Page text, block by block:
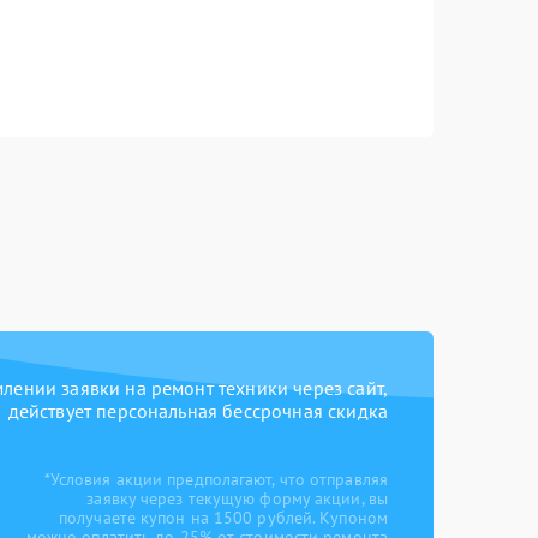
заявки на ремонт техники через сайт,
действует персональная бессрочная скидка
*Условия акции предполагают, что отправляя
заявку через текущую форму акции, вы
получаете купон на 1500 рублей. Купоном